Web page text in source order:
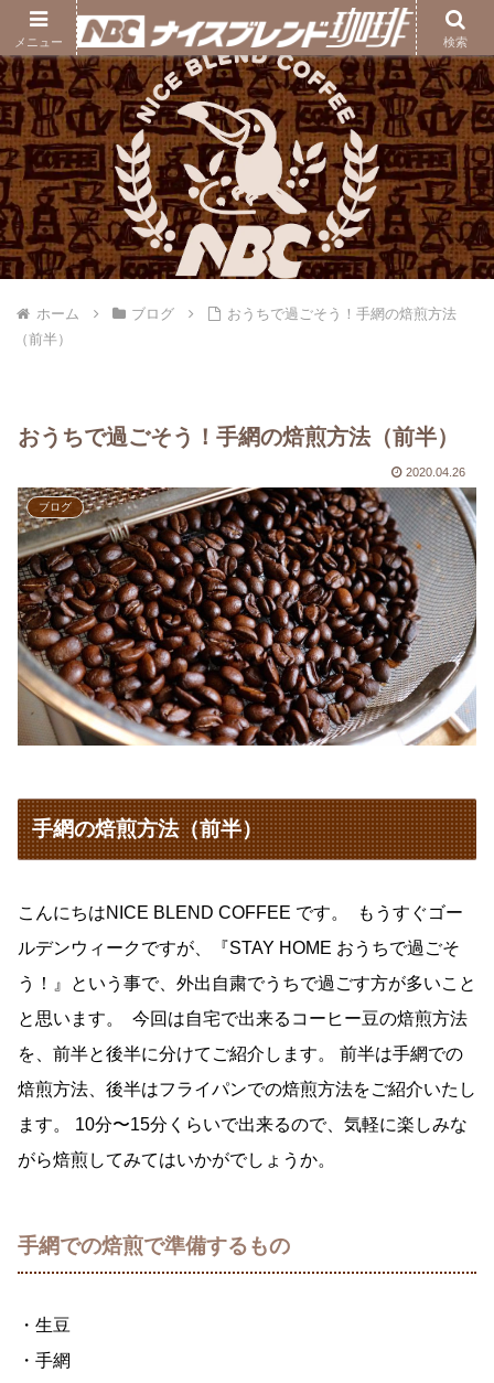
ナイスブレンド珈琲｜熊本の自家焙煎コーヒー豆専門店
ホーム ブログ
おうちで過ごそう！手網の焙煎方法
（前半）
おうちで過ごそう！手網の焙煎方法（前半）
2020.04.26
ブログ
手網の焙煎方法（前半）
こんにちはNICE BLEND COFFEE です。 もうすぐゴー
ルデンウィークですが、『STAY HOME おうちで過ごそ
う！』という事で、外出自粛でうちで過ごす方が多いこと
と思います。 今回は自宅で出来るコーヒー豆の焙煎方法
を、前半と後半に分けてご紹介します。 前半は手網での
焙煎方法、後半はフライパンでの焙煎方法をご紹介いたし
ます。 10分〜15分くらいで出来るので、気軽に楽しみな
がら焙煎してみてはいかがでしょうか。
手網での焙煎で準備するもの
・生豆
・手網
メニュー 検索